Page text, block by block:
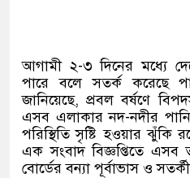
আগামী ২-৩ দিনের মধ্যে
পারে বলে সতর্ক করেছে
জানিয়েছে, প্রবল বর্ষণে
এসব এলাকার নদ-নদীর
পরিস্থিতি সৃষ্টি হওয়ার ঝুঁকি
এক সংবাদ বিজ্ঞপ্তিতে এসব
বোর্ডের বন্যা পূর্বাভাস ও